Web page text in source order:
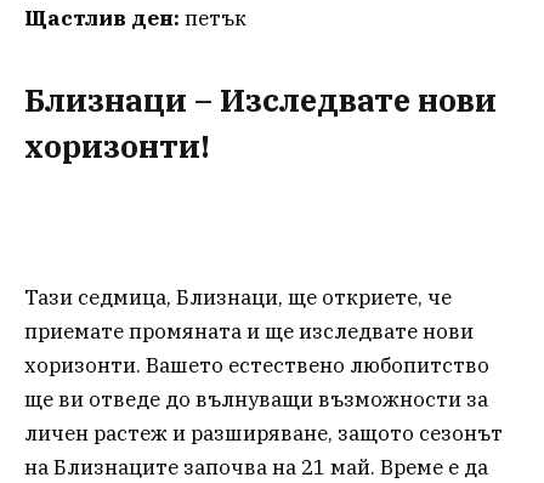
Щастлив ден: петък
Близнаци – Изследвате нови
хоризонти!
Тази седмица, Близнаци, ще откриете, че
приемате промяната и ще изследвате нови
хоризонти. Вашето естествено любопитство
ще ви отведе до вълнуващи възможности за
личен растеж и разширяване, защото сезонът
на Близнаците започва на 21 май. Време е да